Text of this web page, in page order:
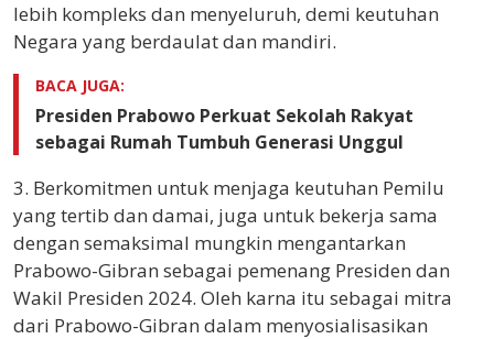
lebih kompleks dan menyeluruh, demi keutuhan
Negara yang berdaulat dan mandiri.
BACA JUGA:
Presiden Prabowo Perkuat Sekolah Rakyat
sebagai Rumah Tumbuh Generasi Unggul
3. Berkomitmen untuk menjaga keutuhan Pemilu
yang tertib dan damai, juga untuk bekerja sama
dengan semaksimal mungkin mengantarkan
Prabowo-Gibran sebagai pemenang Presiden dan
Wakil Presiden 2024. Oleh karna itu sebagai mitra
dari Prabowo-Gibran dalam menyosialisasikan